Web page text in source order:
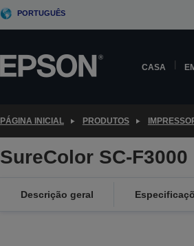
PORTUGUÊS
CASA
PÁGINA INICIAL PRODUTOS
SureColor SC-F3000
Descrição geral